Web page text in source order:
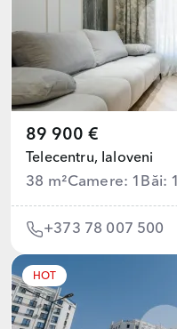
89 900 €
Telecentru, Ialoveni
38 m²Camere: 1 Băi: 1
+373 78 007 500
HOT